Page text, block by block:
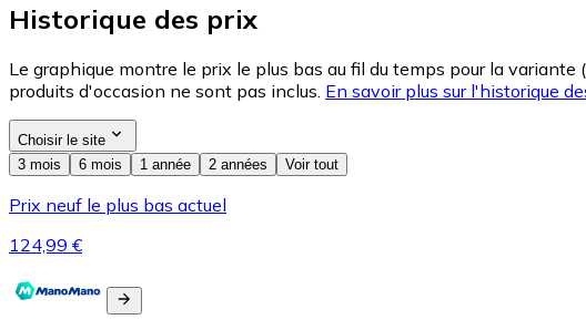
Historique des prix
Le graphique montre le prix le plus bas au fil du temps pour la
produits d'occasion ne sont pas inclus. En savoir plus sur l'historique
Choisir le site
3 mois
6 mois 1 année 2 années Voir tout
Prix neuf le plus bas actuel
124,99 €